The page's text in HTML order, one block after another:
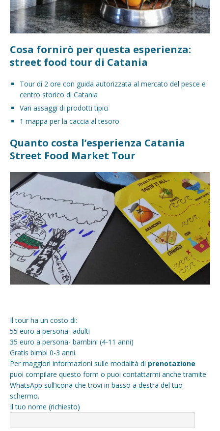
Cosa fornirò per questa esperienza:
street food tour di Catania
Tour di 2 ore con guida autorizzata al mercato del pesce e
centro storico di Catania
Vari assaggi di prodotti tipici
1 mappa per la caccia al tesoro
Quanto costa l’esperienza Catania
Street Food Market Tour
Il tour ha un costo di:
55 euro a persona- adulti
35 euro a persona- bambini (4-11 anni)
Gratis bimbi 0-3 anni.
Per maggiori informazioni sulle modalità di prenotazione
puoi compilare questo form o puoi contattarmi anche tramite
WhatsApp sull’icona che trovi in basso a destra del tuo
schermo.
Il tuo nome (richiesto)